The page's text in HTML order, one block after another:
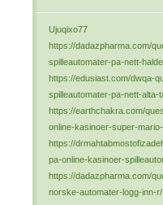
Ujuqixo77
https://dadazpharma.com/
spilleautomater-pa-nett-
https://edusiast.com/dwqa-
spilleautomater-pa-nett-alta-t/
https://earthchakra.com/
online-kasinoer-super-
https://
pa-online-kasinoer-
https://dadazpharma.com/
norske-automater-logg-inn-r/